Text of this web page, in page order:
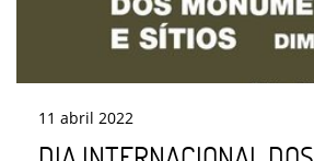
11 abril 2022